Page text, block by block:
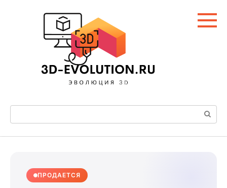
Поиск:
ПРОДАЕТСЯ